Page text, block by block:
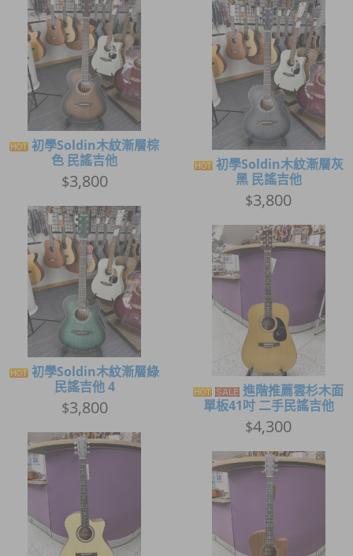
初學Soldin木紋漸層棕
色 民謠吉他
$3,800
初學Soldin木紋漸層灰
黑 民謠吉他
$3,800
初學Soldin木紋漸層綠
民謠吉他 4
$3,800
進階推薦雲杉木面
單板41吋 二手民謠吉他
$4,300